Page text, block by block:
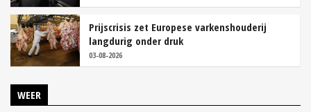
Prijscrisis zet Europese varkenshouderij
langdurig onder druk
03-08-2026
WEER